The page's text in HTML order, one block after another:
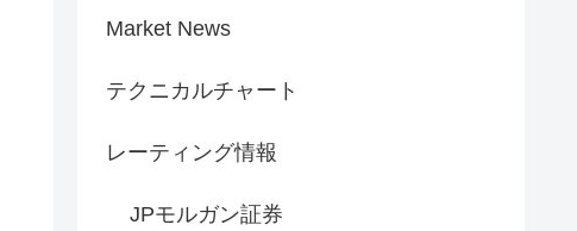
Market News
テクニカルチャート
レーティング情報
JPモルガン証券